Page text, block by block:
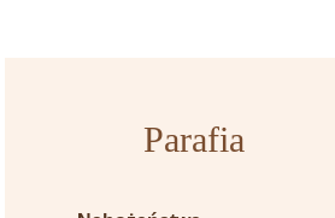
Parafia